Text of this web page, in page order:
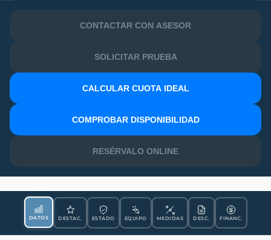
CONTACTAR CON ASESOR
SOLICITAR PRUEBA
CALCULAR CUOTA IDEAL
COMPROBAR DISPONIBILIDAD
RESÉRVALO ONLINE
DATOS DESTAC. ESTADO EQUIPO MEDIDAS DESC. FINANC.